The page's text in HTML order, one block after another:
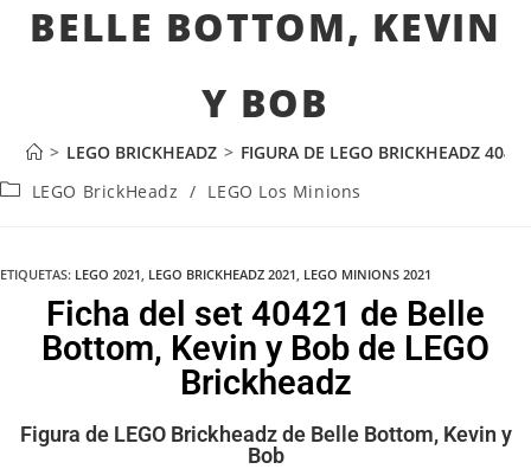
BELLE BOTTOM, KEVIN
Y BOB
> LEGO BRICKHEADZ > FIGURA DE LEGO BRICKHEADZ
LEGO BrickHeadz / LEGO Los Minions
ETIQUETAS: LEGO 2021, LEGO BRICKHEADZ 2021, LEGO MINIONS 2021
Ficha del set 40421 de Belle
Bottom, Kevin y Bob de LEGO
Brickheadz
Figura de LEGO Brickheadz de Belle Bottom, Kevin y
Bob